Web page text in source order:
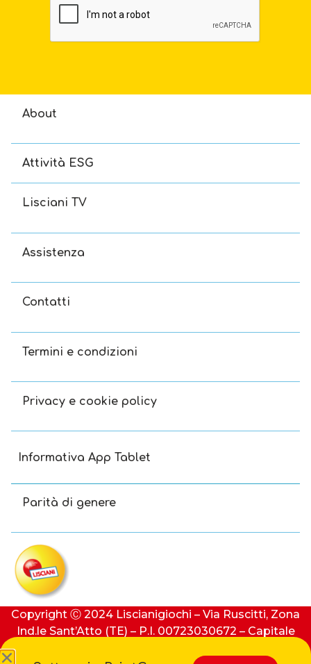
About
Attività ESG
Lisciani TV
Assistenza
Contatti
Termini e condizioni
Privacy e cookie policy
Informativa App Tablet
Parità di genere
Copyright Ⓒ 2024 Liscianigiochi – Via Ruscitti, Zona
Ind.le Sant’Atto (TE) – P.I. 00723030672 – Capitale